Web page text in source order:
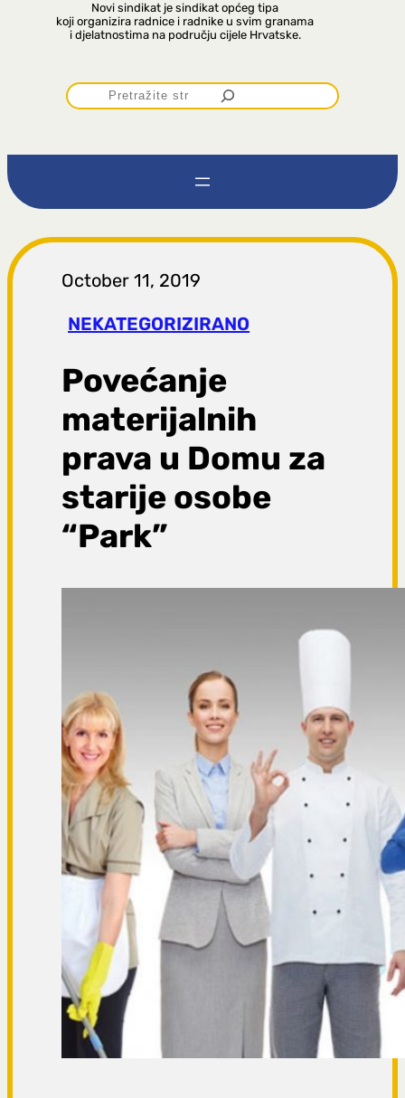
Novi sindikat je sindikat općeg tipa
koji organizira radnice i radnike u svim granama
i djelatnostima na području cijele Hrvatske.
P
r
t
r
a
g
a
October 11, 2019
NEKATEGORIZIRANO
Povećanje
materijalnih
prava u Domu za
starije osobe
“Park”